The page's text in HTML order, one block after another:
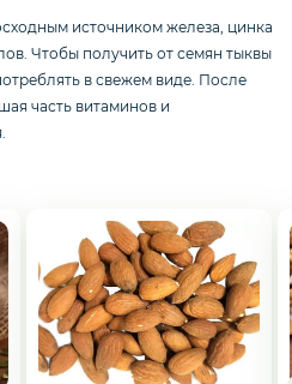
источником железа, цинка
Чтобы получить от семян тыквы
в свежем виде. После
часть витаминов и